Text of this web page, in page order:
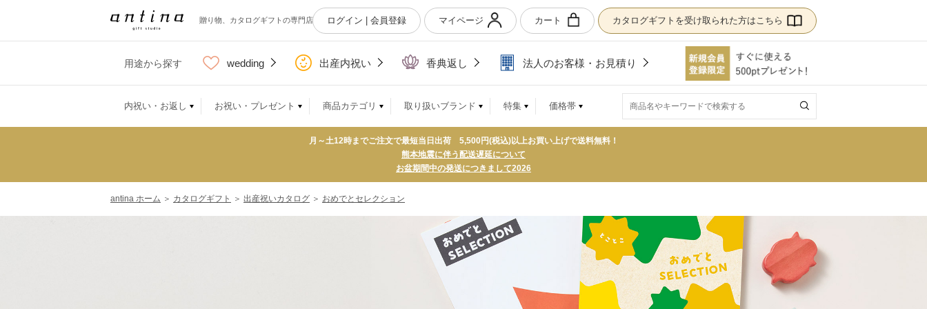
贈り物、カタログギフトの専門店 ログイン | 会員登録 マイページ カート カタログギフトを受け取られた方はこちら
用途から探す wedding 出産内祝い 香典返し 法人のお客様・お見積り
内祝い・お返し お祝い・プレゼント 商品カテゴリ 取り扱いブランド 特集 価格帯
月～土12時までご注文で最短当日出荷 5,500円(税込)以上お買い上げで送料無料！
熊本地震に伴う配送遅延について
お盆期間中の発送につきまして2026
antina ホーム ＞ カタログギフト ＞ 出産祝いカタログ ＞ おめでとセレクション